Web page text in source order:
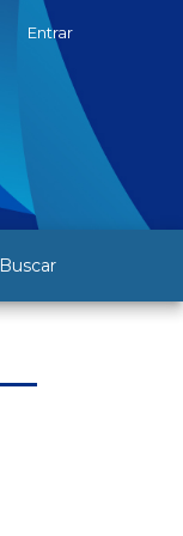
Buscar
Entrar